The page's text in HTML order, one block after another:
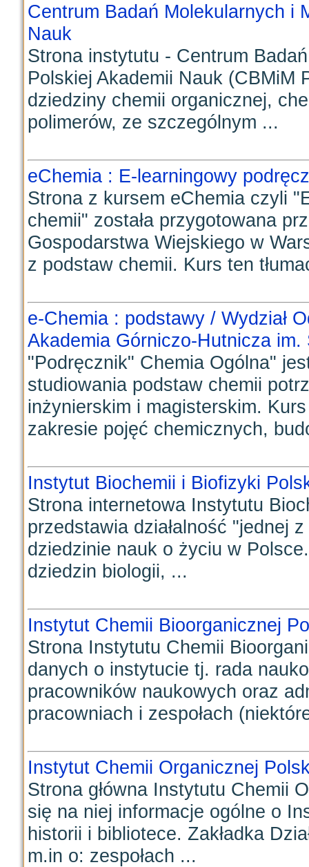
Centrum Badań Molekularnych i
Nauk
Strona instytutu - Centrum
Polskiej Akademii Nauk (CBMiM
dziedziny chemii organicznej,
polimerów, ze szczególnym ...
eChemia : E-learningowy
Strona z kursem eChemia czyli
chemii" została przygotowana
Gospodarstwa Wiejskiego w
z podstaw chemii. Kurs ten
e-Chemia : podstawy / Wydział
Akademia Górniczo-Hutnicza
"Podręcznik" Chemia Ogólna"
studiowania podstaw chemii
inżynierskim i magisterskim.
zakresie pojęć chemicznych,
Instytut Biochemii i Biofizyki
Strona internetowa Instytutu
przedstawia działalność "jednej
dziedzinie nauk o życiu w
dziedzin biologii, ...
Instytut Chemii Bioorganicznej
Strona Instytutu Chemii
danych o instytucie tj. rada
pracowników naukowych oraz
pracowniach i zespołach
Instytut Chemii Organicznej
Strona główna Instytutu Chemii
się na niej informacje ogólne o
historii i bibliotece. Zakładka
m.in o: zespołach ...